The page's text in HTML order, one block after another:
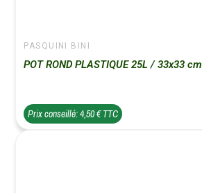
PASQUINI BINI
POT ROND PLASTIQUE 25L / 33x33 cm
Prix conseillé: 4,50 € TTC